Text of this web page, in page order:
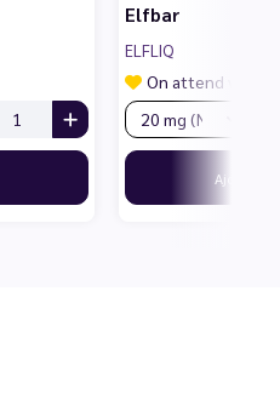
Elfbar
ELFLIQ
On attend vos
Ajouter